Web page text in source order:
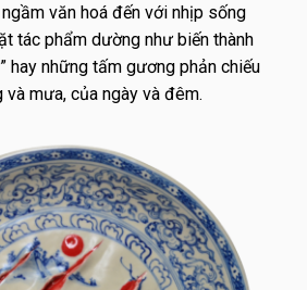
văn hoá đến với nhịp sống
tác phẩm dường như biến thành
hay những tấm gương phản chiếu
mưa, của ngày và đêm.